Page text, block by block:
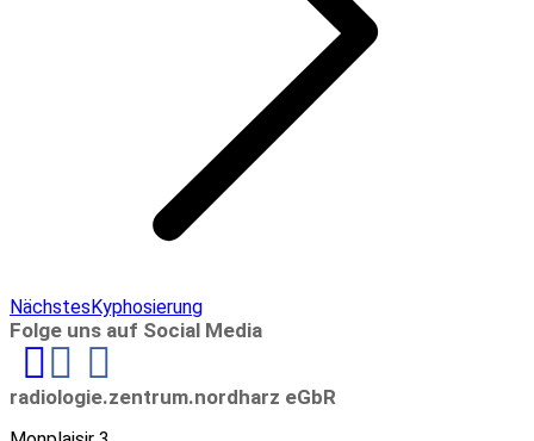
NächstesNext
project:
Kyphosierung
Folge uns auf Social Media
radiologie.zentrum.nordharz eGbR